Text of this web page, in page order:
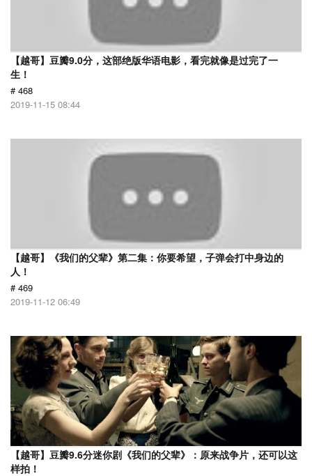
【越哥】豆瓣9.0分，这部绝版华语电影，看完就像是过完了一
生！
# 468
2019-11-15 08:44
【越哥】《我们的父辈》第二集：你要希望，子弹会打中身边的
人！
# 469
2019-11-12 06:49
【越哥】豆瓣9.6分迷你剧《我们的父辈》：原来战争片，还可以这
样拍！